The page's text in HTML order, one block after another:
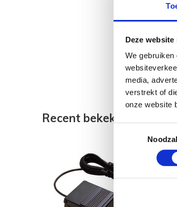
Deze
We
media,
verstrekt of
onze website
Recent bekeken